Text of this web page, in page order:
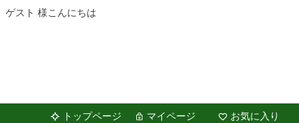
ゲスト 様こんにちは
トップページ
マイページ お気に入り